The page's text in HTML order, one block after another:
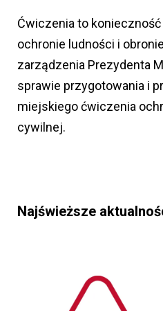
Ćwiczenia to
ochronie ludności i
zarządzenia Prezydenta
sprawie przygotowania i
miejskiego ćwiczenia
cywilnej.
Najświeższe